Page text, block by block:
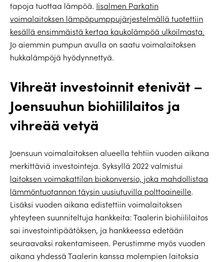
tapoja tuottaa lämpöä. Iisalmen Parkatin
voimalaitoksen lämpöpumppujärjestelmällä tuotettiin
kesällä ensimmäistä kertaa kaukolämpöä ulkoilmasta.
Jo aiemmin pumpun avulla on saatu voimalaitoksen
hukkalämpöjä hyödynnettyä.
Vihreät investoinnit etenivät –
Joensuuhun biohiililaitos ja
vihreää vetyä
Joensuun voimalaitoksen alueella tehtiin vuoden aikana
merkittäviä investointeja. Syksyllä 2022 valmistui
laitoksen voimakattilan biokonversio, joka mahdollistaa
lämmöntuotannon täysin uusiutuvilla polttoaineille.
Lisäksi vuoden aikana edistettiin voimalaitoksen
yhteyteen suunniteltuja hankkeita: Taalerin biohiililaitos
sai investointipäätöksen, ja hankkeessa edetään
seuraavaksi rakentamiseen. Perustimme myös vuoden
aikana yhdessä Taalerin kanssa molempien laitoksia